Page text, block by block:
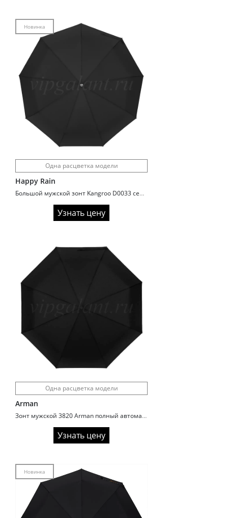
Новинка
Одна расцветка модели
Happy Rain
Большой мужской зонт Kangroo D0033 семейный
Узнать цену
Одна расцветка модели
Arman
Зонт мужской 3820 Arman полный автомат увеличенный купол
Узнать цену
Новинка